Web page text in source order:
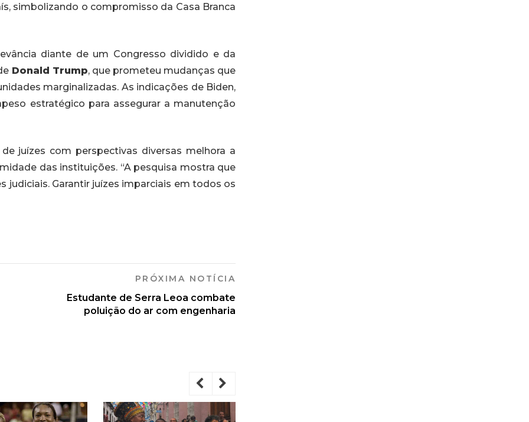
simbolizando o compromisso da Casa Branca
diante de um Congresso dividido e da
Donald Trump, que prometeu mudanças que
marginalizadas. As indicações de Biden,
estratégico para assegurar a manutenção
juízes com perspectivas diversas melhora a
das instituições. “A pesquisa mostra que
judiciais. Garantir juízes imparciais em todos os
PRÓXIMA NOTÍCIA
Estudante de Serra Leoa combate
poluição do ar com engenharia